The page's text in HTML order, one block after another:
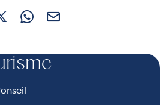
sur Facebook (nouvelle fenêtre)
Partager sur X / Twitter (nouvelle
Partager sur WhatsApp
Partager par mail